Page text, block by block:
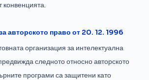
конвенцията.
авторското право от 20. 12. 1996
организация за интелектуална
следното относно авторското
програми са защитени като